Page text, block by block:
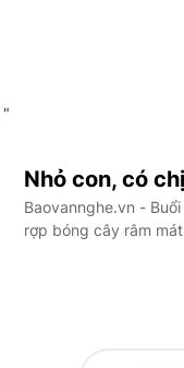
"
Nhỏ con, có
Baovannghe.vn -
rợp bóng cây râm